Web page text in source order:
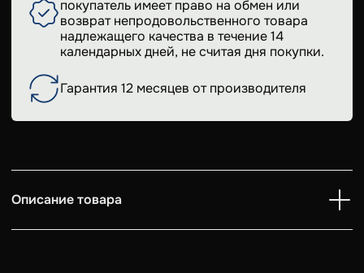
покупатель имеет право на обмен или
возврат непродовольственного товара
надлежащего качества в течение 14
календарных дней, не считая дня покупки.
Гарантия 12 месяцев от производителя
Описание товара